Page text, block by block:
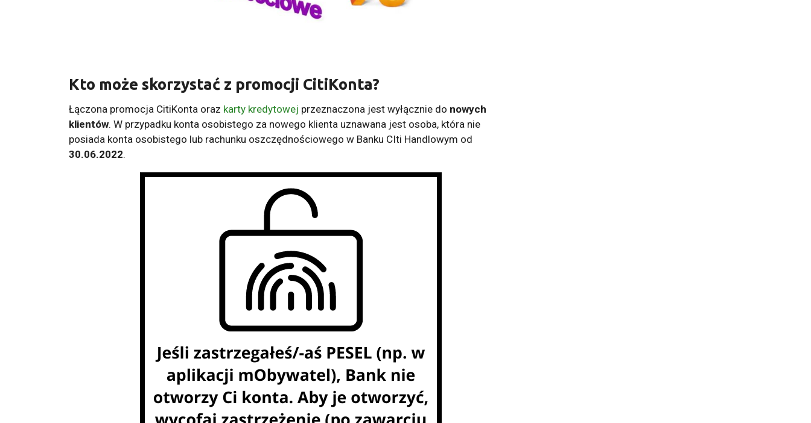
Kto może skorzystać z promocji CitiKonta?
Łączona promocja CitiKonta oraz karty kredytowej przeznaczona jest wyłącznie do nowych
klientów. W przypadku konta osobistego za nowego klienta uznawana jest osoba, która nie
posiada konta osobistego lub rachunku oszczędnościowego w Banku CIti Handlowym od
30.06.2022.